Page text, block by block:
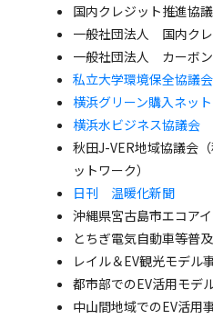
国内クレジット推進協
一般社団法人 国内ク
一般社団法人 カーボ
私立大学環境保全協議会
横浜グリーン購入ネッ
横浜水ビジネス協議会
秋田J-VER地域協議会
ットワーク）
日刊 温暖化新聞
沖縄県宮古島市エコア
とちぎ電気自動車等普
レイル＆EV観光モデル
都市部でのEV活用モデ
中山間地域でのEV活用